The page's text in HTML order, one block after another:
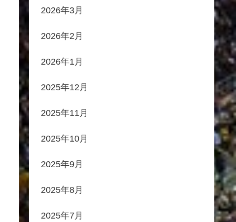
2026年3月
2026年2月
2026年1月
2025年12月
2025年11月
2025年10月
2025年9月
2025年8月
2025年7月